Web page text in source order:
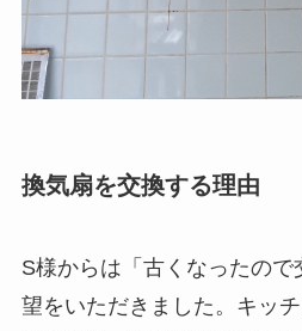
換気扇を交換する理由
S様からは「古くなったの
望をいただきました。キッ